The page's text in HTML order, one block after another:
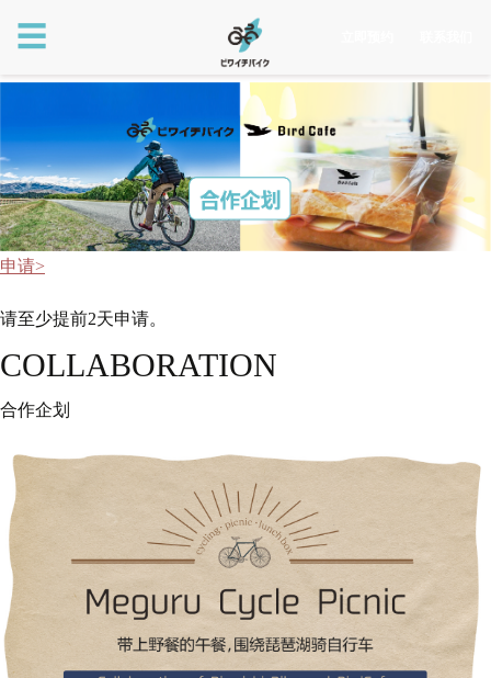
☰
申请>
请至少提前2天申请。
COLLABORATION
合作企划